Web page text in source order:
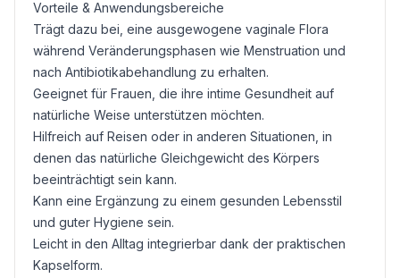
Vorteile & Anwendungsbereiche
Trägt dazu bei, eine ausgewogene vaginale Flora
während Veränderungsphasen wie Menstruation und
nach Antibiotikabehandlung zu erhalten.
Geeignet für Frauen, die ihre intime Gesundheit auf
natürliche Weise unterstützen möchten.
Hilfreich auf Reisen oder in anderen Situationen, in
denen das natürliche Gleichgewicht des Körpers
beeinträchtigt sein kann.
Kann eine Ergänzung zu einem gesunden Lebensstil
und guter Hygiene sein.
Leicht in den Alltag integrierbar dank der praktischen
Kapselform.